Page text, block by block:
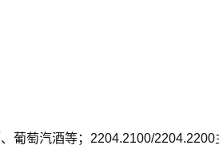
葡萄汽酒等；2204.2100/2204.2200